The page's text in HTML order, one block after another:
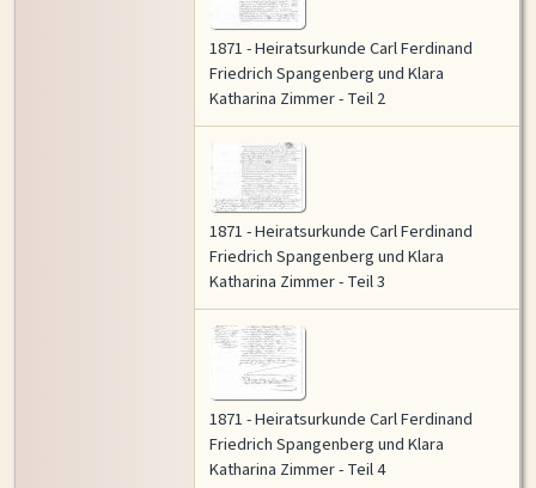
3 Ereignisorte · Andrees Handatlas 1905 + Reisekarte Dt. Reich 1856 (historic.place
1871 - Heiratsurkunde Carl Ferdinand
Friedrich Spangenberg und Klara
Katharina Zimmer - Teil 2
1871 - Heiratsurkunde Carl Ferdinand
Friedrich Spangenberg und Klara
Katharina Zimmer - Teil 3
1871 - Heiratsurkunde Carl Ferdinand
Friedrich Spangenberg und Klara
Katharina Zimmer - Teil 4